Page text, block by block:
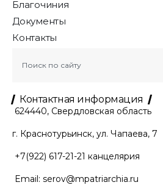
Благочиния
Документы
Контакты
Контактная информация
624440, Свердловская область
г. Краснотурьинск, ул. Чапаева, 7
+7(922) 617-21-21 канцелярия
Email: serov@mpatriarchia.ru